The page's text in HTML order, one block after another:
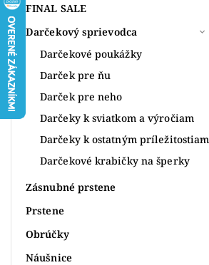
FINAL SALE
Darčekový sprievodca
Darčekové poukážky
Darček pre ňu
Darček pre neho
Darčeky k sviatkom a výročiam
Darčeky k ostatným príležitostiam
Darčekové krabičky na šperky
Zásnubné prstene
Prstene
Obrúčky
Náušnice